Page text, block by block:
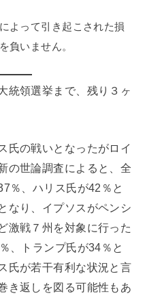
よって引き起こされた損
負いません。
統領選挙まで、残り３ヶ
氏の戦いとなったがロイ
の世論調査によると、全
％、ハリス氏が42％と
なり、イプソスがペンシ
激戦７州を対象に行った
、トランプ氏が34％と
氏が若干有利な状況と言
き返しを図る可能性もあ